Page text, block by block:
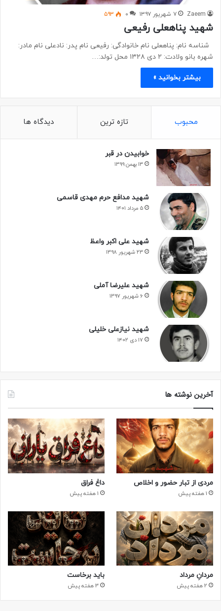
Zaeem ۷ شهریور ۱۳۹۷ ۰ ۵۹۳
شهید پناهعلی رفیعی
شناسه نام: پناهعلی نام خانوادگی: رفیعی نام پدر: نادعلی نام مادر:
شهره بانو ولادت: ۲ دی ۱۳۲۸ محل تولد:…
بیشتر بخوانید »
محبوب تازه ترین دیدگاه ها
خوابیدن در قبر
۱۳ بهمن ۱۳۹۹
شهید مدافع حرم مهدی قاسمی
۵ مرداد ۱۴۰۱
شهید علی اکبر واعظ
۲۳ شهریور ۱۳۹۸
شهید علیرضا آملی
۶ شهریور ۱۳۹۷
شهید نیازعلی خلیلی
۱۷ دی ۱۴۰۲
آخرین نوشته ها
مردی از تبار حضور و اخلاص
1 هفته پیش
داغ فراق
1 هفته پیش
مردانِ مرداد
2 هفته پیش
باید برخاست
3 هفته پیش